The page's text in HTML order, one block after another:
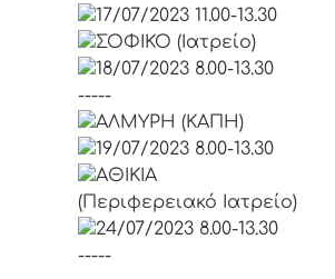
17/07/2023 11.00-13.30
ΣΟΦΙΚΟ (Ιατρείο)
18/07/2023 8.00-13.30
-----
ΑΛΜΥΡΗ (ΚΑΠΗ)
19/07/2023 8.00-13.30
ΑΘΙΚΙΑ
(Περιφερειακό Ιατρείο)
24/07/2023 8.00-13.30
-----